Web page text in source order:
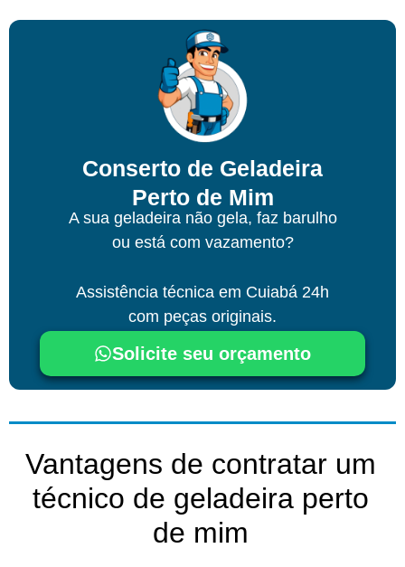
Conserto de Geladeira
Perto de Mim
A sua geladeira não gela, faz barulho
ou está com vazamento?
Assistência técnica em Cuiabá 24h
com peças originais.
Solicite seu orçamento
Vantagens de contratar um
técnico de geladeira perto
de mim